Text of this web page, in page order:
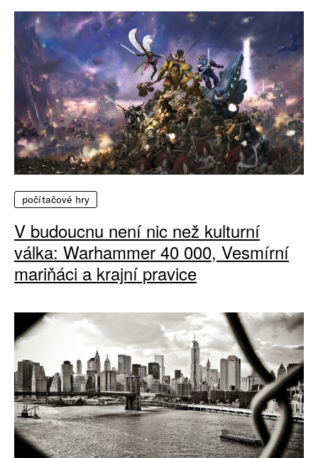
počítačové hry
V budoucnu není nic než kulturní
válka: Warhammer 40 000, Vesmírní
mariňáci a krajní pravice